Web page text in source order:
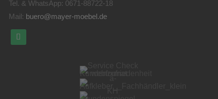
Tel. & WhatsApp: 0671-88722-18
Mail: buero@mayer-moebel.de